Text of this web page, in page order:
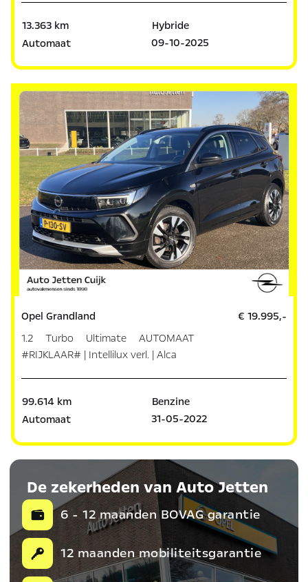
13.363 km
Hybride
Automaat
09-10-2025
Opel Grandland
1.2 Turbo Ultimate AUTOMAAT
#RIJKLAAR# | Intellilux verl. | Alca
€ 19.995,-
99.614 km
Benzine
Automaat
31-05-2022
De zekerheden van Auto Jetten
6 - 12 maanden BOVAG garantie
12 maanden mobiliteitsgarantie